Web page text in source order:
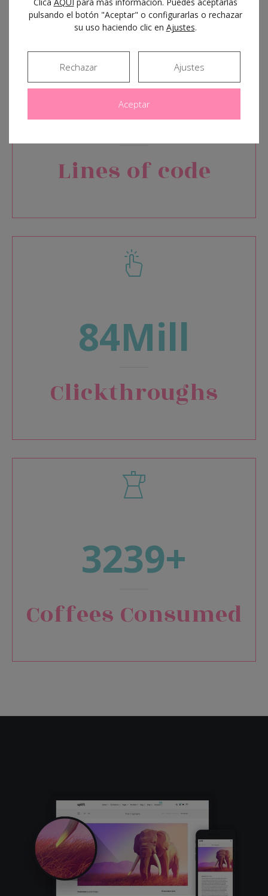
89000+
Lines of code
84Mill
Clickthroughs
3239+
Coffees Consumed
pulsando el botón "Aceptar" o configurarlas o rechazar
su uso haciendo clic en Ajustes.
Aceptar
Rechazar Ajustes